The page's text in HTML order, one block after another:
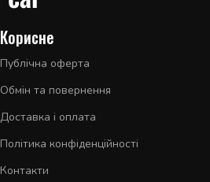
Корисне
Публічна оферта
Обмін та повернення
Доставка і оплата
Політика конфіденційності
Контакти